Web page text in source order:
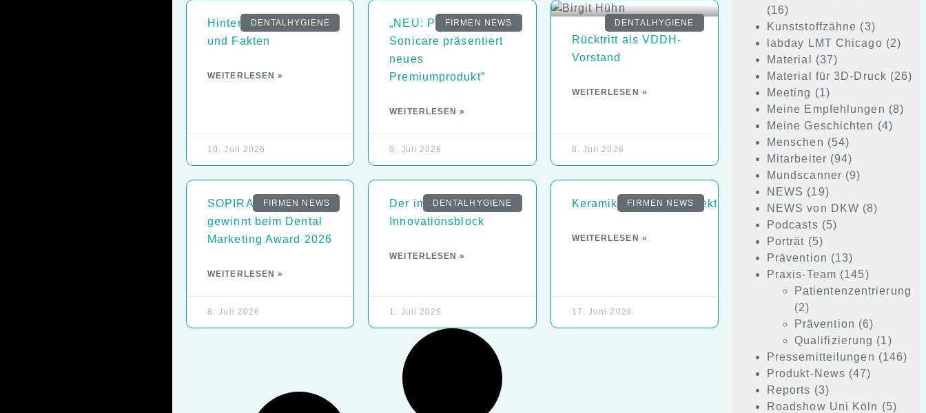
DENTALHYGIENE
Hintergründe, Zahlen
und Fakten
WEITERLESEN »
10. Juli 2026
FIRMEN NEWS
„NEU: Philips
Sonicare präsentiert
neues
Premiumprodukt”
WEITERLESEN »
9. Juli 2026
DENTALHYGIENE
Rücktritt als VDDH-
Vorstand
WEITERLESEN »
8. Juli 2026
FIRMEN NEWS
SOPIRA-Kampagne
gewinnt beim Dental
Marketing Award 2026
WEITERLESEN »
8. Juli 2026
DENTALHYGIENE
Der implantologische
Innovationsblock
WEITERLESEN »
1. Juli 2026
FIRMEN NEWS
Keramik.Präzision.Perfektion
WEITERLESEN »
17. Juni 2026
(16)
Kunststoffzähne (3)
labday LMT Chicago (2)
Material
(37)
Material für 3D-Druck (26)
Meeting (1)
Meine Empfehlungen (8)
Meine Geschichten (4)
Menschen (54)
Mitarbeiter (94)
Mundscanner (9)
NEWS (19)
NEWS von DKW (8)
Podcasts (5)
Porträt (5)
Prävention (13)
Praxis-Team (145)
Patientenzentrierung
(2)
Prävention (6)
Qualifizierung (1)
Pressemitteilungen (146)
Produkt-News (47)
Reports (3)
Roadshow Uni Köln (5)